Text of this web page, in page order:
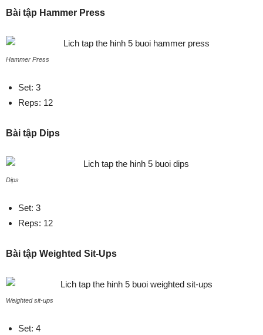
Bài tập Hammer Press
Hammer Press
Set: 3
Reps: 12
Bài tập Dips
Dips
Set: 3
Reps: 12
Bài tập Weighted Sit-Ups
Weighted sit-ups
Set: 4